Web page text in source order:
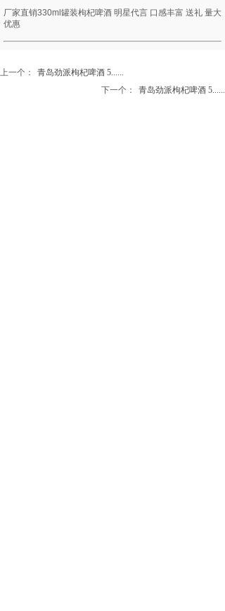
厂家直销330ml罐装枸杞啤酒 明星代言 口感丰富 送礼 量大
优惠
上一个：
青岛劲派枸杞啤酒 5......
下一个：
青岛劲派枸杞啤酒 5......